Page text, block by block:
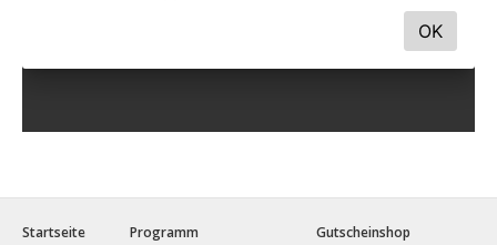
Startseite Programm Gutscheinshop